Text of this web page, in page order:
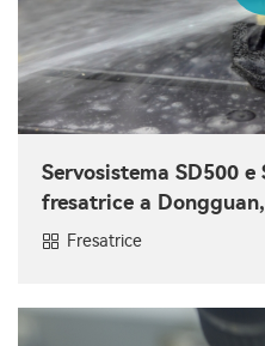
Servosistema SD500
fresatrice a
Fresatrice